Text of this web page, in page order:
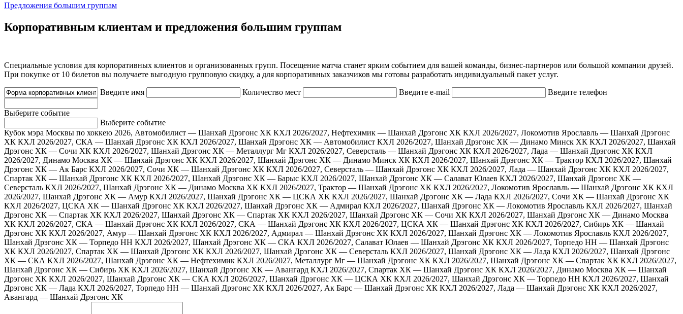
Предложения большим группам
Корпоративным клиентам и предложения большим группам
Специальные условия для корпоративных клиентов и организованных групп. Посещение матча станет ярким событием для вашей команды, бизнес-партнеров или большой компании друзей.
При покупке от 10 билетов вы получаете выгодную групповую скидку, а для корпоративных заказчиков мы готовы разработать индивидуальный пакет услуг.
Введите имя Количество мест Введите e-mail Введите телефон
Выберите событие
Выберите событие
Кубок мэра Москвы по хоккею 2026, Автомобилист — Шанхай Дрэгонс ХК КХЛ 2026/2027, Нефтехимик — Шанхай Дрэгонс ХК КХЛ 2026/2027, Локомотив Ярославль — Шанхай Дрэгонс
ХК КХЛ 2026/2027, СКА — Шанхай Дрэгонс ХК КХЛ 2026/2027, Шанхай Дрэгонс ХК — Автомобилист КХЛ 2026/2027, Шанхай Дрэгонс ХК — Динамо Минск ХК КХЛ 2026/2027, Шанхай
Дрэгонс ХК — Сочи ХК КХЛ 2026/2027, Шанхай Дрэгонс ХК — Металлург Мг КХЛ 2026/2027, Северсталь — Шанхай Дрэгонс ХК КХЛ 2026/2027, Лада — Шанхай Дрэгонс ХК КХЛ
2026/2027, Динамо Москва ХК — Шанхай Дрэгонс ХК КХЛ 2026/2027, Шанхай Дрэгонс ХК — Динамо Минск ХК КХЛ 2026/2027, Шанхай Дрэгонс ХК — Трактор КХЛ 2026/2027, Шанхай
Дрэгонс ХК — Ак Барс КХЛ 2026/2027, Сочи ХК — Шанхай Дрэгонс ХК КХЛ 2026/2027, Северсталь — Шанхай Дрэгонс ХК КХЛ 2026/2027, Лада — Шанхай Дрэгонс ХК КХЛ 2026/2027,
Спартак ХК — Шанхай Дрэгонс ХК КХЛ 2026/2027, Шанхай Дрэгонс ХК — Барыс КХЛ 2026/2027, Шанхай Дрэгонс ХК — Салават Юлаев КХЛ 2026/2027, Шанхай Дрэгонс ХК —
Северсталь КХЛ 2026/2027, Шанхай Дрэгонс ХК — Динамо Москва ХК КХЛ 2026/2027, Трактор — Шанхай Дрэгонс ХК КХЛ 2026/2027, Локомотив Ярославль — Шанхай Дрэгонс ХК КХЛ
2026/2027, Шанхай Дрэгонс ХК — Амур КХЛ 2026/2027, Шанхай Дрэгонс ХК — ЦСКА ХК КХЛ 2026/2027, Шанхай Дрэгонс ХК — Лада КХЛ 2026/2027, Сочи ХК — Шанхай Дрэгонс ХК
КХЛ 2026/2027, ЦСКА ХК — Шанхай Дрэгонс ХК КХЛ 2026/2027, Шанхай Дрэгонс ХК — Адмирал КХЛ 2026/2027, Шанхай Дрэгонс ХК — Локомотив Ярославль КХЛ 2026/2027, Шанхай
Дрэгонс ХК — Спартак ХК КХЛ 2026/2027, Шанхай Дрэгонс ХК — Спартак ХК КХЛ 2026/2027, Шанхай Дрэгонс ХК — Сочи ХК КХЛ 2026/2027, Шанхай Дрэгонс ХК — Динамо Москва
ХК КХЛ 2026/2027, СКА — Шанхай Дрэгонс ХК КХЛ 2026/2027, СКА — Шанхай Дрэгонс ХК КХЛ 2026/2027, ЦСКА ХК — Шанхай Дрэгонс ХК КХЛ 2026/2027, Сибирь ХК — Шанхай
Дрэгонс ХК КХЛ 2026/2027, Амур — Шанхай Дрэгонс ХК КХЛ 2026/2027, Адмирал — Шанхай Дрэгонс ХК КХЛ 2026/2027, Шанхай Дрэгонс ХК — Локомотив Ярославль КХЛ 2026/2027,
Шанхай Дрэгонс ХК — Торпедо НН КХЛ 2026/2027, Шанхай Дрэгонс ХК — СКА КХЛ 2026/2027, Салават Юлаев — Шанхай Дрэгонс ХК КХЛ 2026/2027, Торпедо НН — Шанхай Дрэгонс
ХК КХЛ 2026/2027, Спартак ХК — Шанхай Дрэгонс ХК КХЛ 2026/2027, Шанхай Дрэгонс ХК — Северсталь КХЛ 2026/2027, Шанхай Дрэгонс ХК — Лада КХЛ 2026/2027, Шанхай Дрэгонс
ХК — СКА КХЛ 2026/2027, Шанхай Дрэгонс ХК — Нефтехимик КХЛ 2026/2027, Металлург Мг — Шанхай Дрэгонс ХК КХЛ 2026/2027, Шанхай Дрэгонс ХК — Спартак ХК КХЛ 2026/2027,
Шанхай Дрэгонс ХК — Сибирь ХК КХЛ 2026/2027, Шанхай Дрэгонс ХК — Авангард КХЛ 2026/2027, Спартак ХК — Шанхай Дрэгонс ХК КХЛ 2026/2027, Динамо Москва ХК — Шанхай
Дрэгонс ХК КХЛ 2026/2027, Шанхай Дрэгонс ХК — СКА КХЛ 2026/2027, Шанхай Дрэгонс ХК — ЦСКА ХК КХЛ 2026/2027, Шанхай Дрэгонс ХК — Торпедо НН КХЛ 2026/2027, Шанхай
Дрэгонс ХК — Лада КХЛ 2026/2027, Торпедо НН — Шанхай Дрэгонс ХК КХЛ 2026/2027, Ак Барс — Шанхай Дрэгонс ХК КХЛ 2026/2027, Лада — Шанхай Дрэгонс ХК КХЛ 2026/2027,
Авангард — Шанхай Дрэгонс ХК